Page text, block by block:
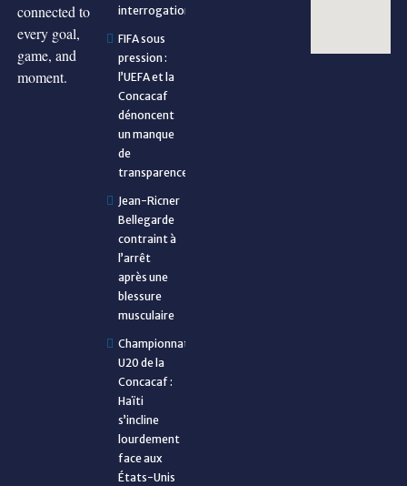
connected to
every goal,
game, and
moment.
interrogations
FIFA sous
pression :
l’UEFA et la
Concacaf
dénoncent
un manque
de
transparence
Jean-Ricner
Bellegarde
contraint à
l’arrêt
après une
blessure
musculaire
Championnat
U20 de la
Concacaf :
Haïti
s’incline
lourdement
face aux
États-Unis